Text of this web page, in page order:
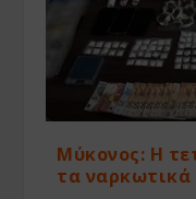
Μύκονος: Η
τα ναρκωτικά